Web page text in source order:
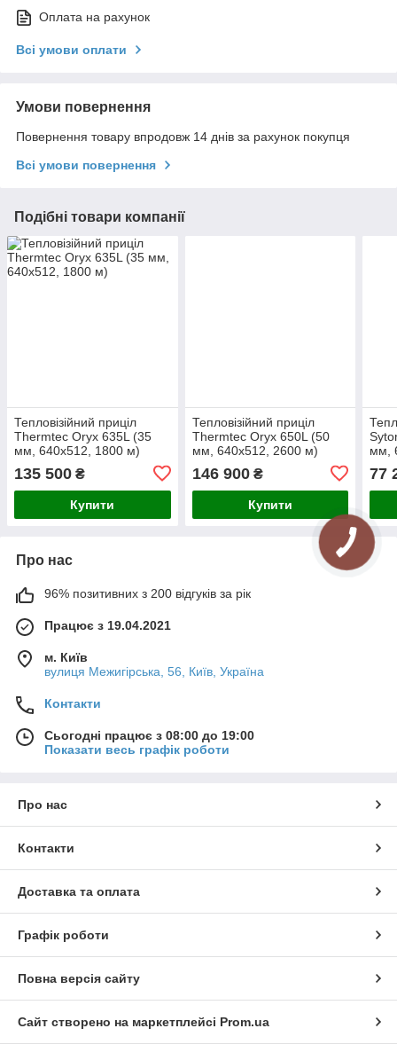
Оплата на рахунок
Всі умови оплати
Умови повернення
Повернення товару впродовж 14 днів за рахунок покупця
Всі умови повернення
Подібні товари компанії
Тепловізійний приціл
Thermtec Oryx 635L (35
мм, 640х512, 1800 м)
135 500 ₴
Купити
Тепловізійний приціл
Thermtec Oryx 650L (50
мм, 640х512, 2600 м)
146 900₴
Купити
мм,
77
Про нас
96% позитивних з 200 відгуків за рік
Працює з 19.04.2021
м. Київ
вулиця Межигірська, 56, Київ, Україна
Контакти
Сьогодні працює з 08:00 до 19:00
Показати весь графік роботи
Про нас
Контакти
Доставка та оплата
Графік роботи
Повна версія сайту
Сайт створено на маркетплейсі Prom.ua